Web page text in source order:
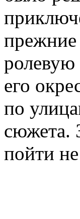
ролевую
его
по
сюжета.
пойти